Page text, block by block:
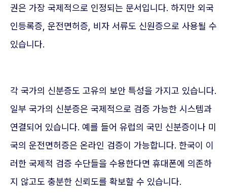
권은 가장 국제적으로 인정되는 문서입니다. 하지만 외국
인등록증, 운전면허증, 비자 서류도 신원증으로 사용될 수
있습니다.
각 국가의 신분증도 고유의 보안 특성을 가지고 있습니다.
일부 국가의 신분증은 국제적으로 검증 가능한 시스템과
연결되어 있습니다. 예를 들어 유럽의 국민 신분증이나 미
국의 운전면허증은 온라인 검증이 가능합니다. 한국이 이
러한 국제적 검증 수단들을 수용한다면 휴대폰에 의존하
지 않고도 충분한 신뢰도를 확보할 수 있습니다.